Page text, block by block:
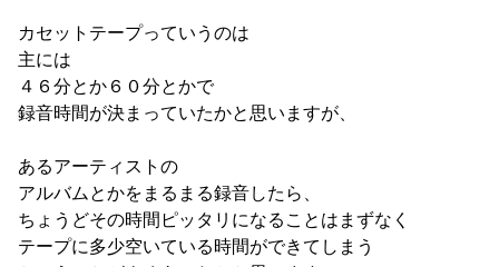
カセットテープっていうのは
主には
４６分とか６０分とかで
録音時間が決まっていたかと思いますが、
あるアーティストの
アルバムとかをまるまる録音したら、
ちょうどその時間ピッタリになることはまずなく
テープに多少空いている時間ができてしまう